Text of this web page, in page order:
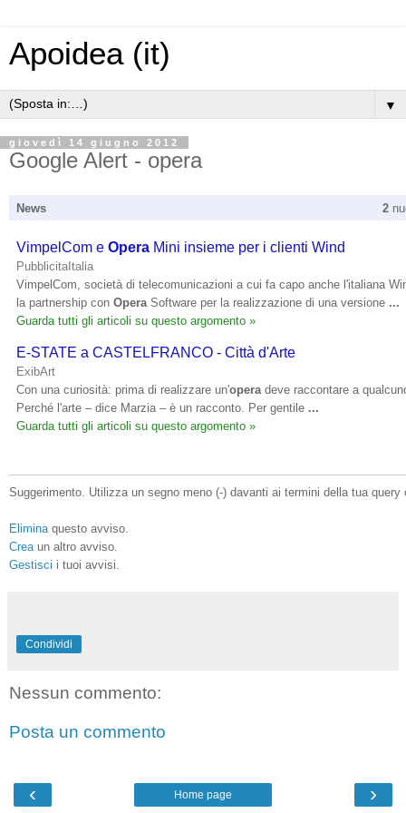
Apoidea (it)
▼
giovedì 14 giugno 2012
Google Alert - opera
News 2
VimpelCom e Opera Mini insieme per i clienti Wind
PubblicitaItalia
VimpelCom, società di telecomunicazioni a cui fa capo anche l'italiana
la partnership con Opera Software per la realizzazione di una versione ...
Guarda tutti gli articoli su questo argomento »
E-STATE a CASTELFRANCO - Città d'Arte
ExibArt
Con una curiosità: prima di realizzare un'opera deve raccontare a
Perché l'arte – dice Marzia – è un racconto. Per gentile ...
Guarda tutti gli articoli su questo argomento »
Suggerimento. Utilizza un segno meno (-) davanti ai termini della tua query
Elimina questo avviso.
Crea un altro avviso.
Gestisci i tuoi avvisi.
Condividi
Nessun commento:
Posta un commento
‹ ›
Home page